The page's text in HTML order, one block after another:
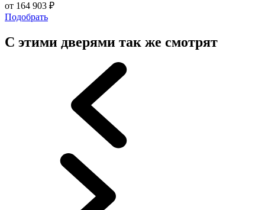
от 164 903 ₽
Подобрать
С этими дверями так же смотрят